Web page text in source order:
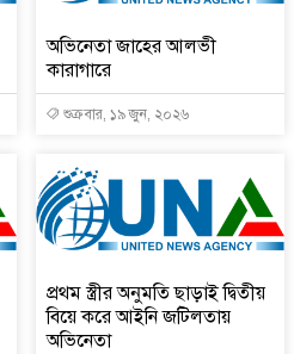
অভিনেতা জাহের আলভী
কারাগারে
শুক্রবার, ১৯ জুন, ২০২৬
প্রথম স্ত্রীর অনুমতি ছাড়াই দ্বিতীয়
বিয়ে করে আইনি জটিলতায়
অভিনেতা